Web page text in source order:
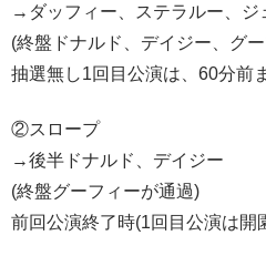
→ダッフィー、ステラルー、ジ
(終盤ドナルド、デイジー、グ
抽選無し1回目公演は、60分前
②スロープ
→後半ドナルド、デイジー
(終盤グーフィーが通過)
前回公演終了時(1回目公演は開